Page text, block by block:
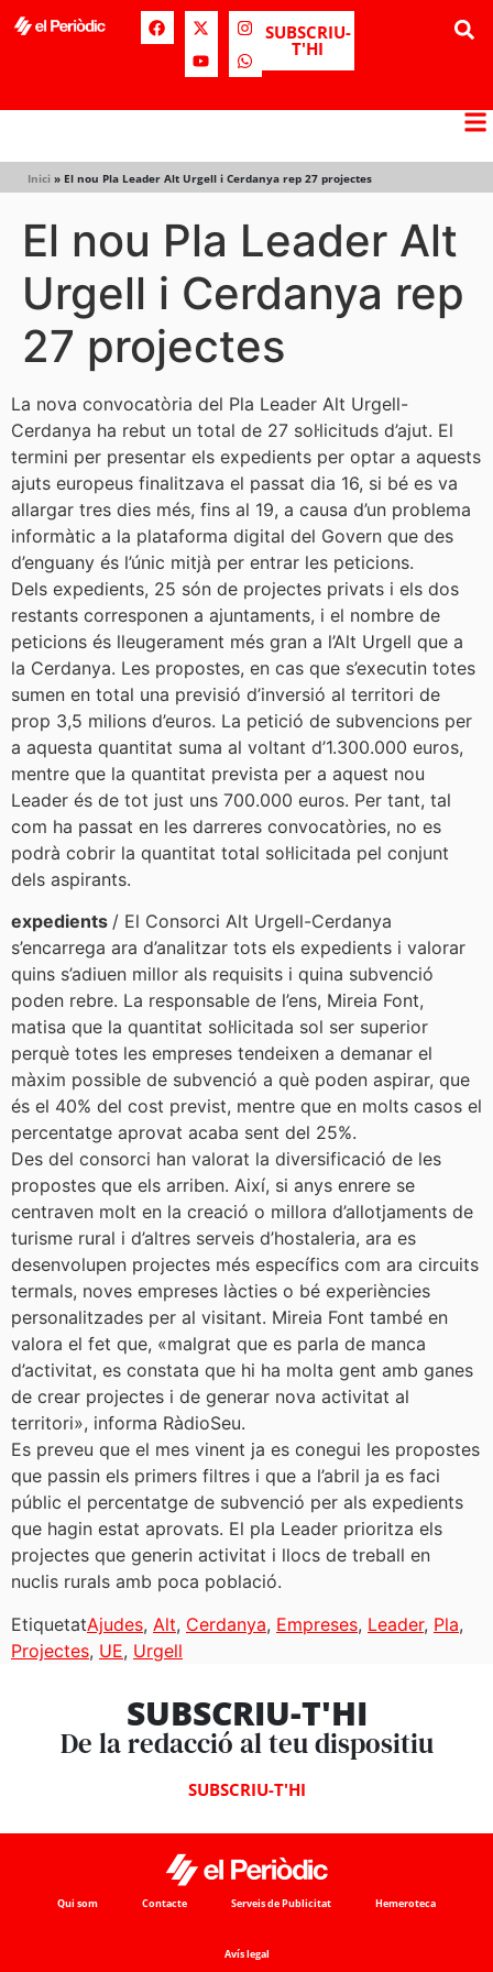
SUBSCRIU-
T'HI
Inici » El nou Pla Leader Alt Urgell i Cerdanya rep 27 projectes
El nou Pla Leader Alt
Urgell i Cerdanya rep
27 projectes
La nova convocatòria del Pla Leader Alt Urgell-
Cerdanya ha rebut un total de 27 sol·licituds d’ajut. El
termini per presentar els expedients per optar a aquests
ajuts europeus finalitzava el passat dia 16, si bé es va
allargar tres dies més, fins al 19, a causa d’un problema
informàtic a la plataforma digital del Govern que des
d’enguany és l’únic mitjà per entrar les peticions.
Dels expedients, 25 són de projectes privats i els dos
restants corresponen a ajuntaments, i el nombre de
peticions és lleugerament més gran a l’Alt Urgell que a
la Cerdanya. Les propostes, en cas que s’executin totes
sumen en total una previsió d’inversió al territori de
prop 3,5 milions d’euros. La petició de subvencions per
a aquesta quantitat suma al voltant d’1.300.000 euros,
mentre que la quantitat prevista per a aquest nou
Leader és de tot just uns 700.000 euros. Per tant, tal
com ha passat en les darreres convocatòries, no es
podrà cobrir la quantitat total sol·licitada pel conjunt
dels aspirants.
expedients / El Consorci Alt Urgell-Cerdanya
s’encarrega ara d’analitzar tots els expedients i valorar
quins s’adiuen millor als requisits i quina subvenció
poden rebre. La responsable de l’ens, Mireia Font,
matisa que la quantitat sol·licitada sol ser superior
perquè totes les empreses tendeixen a demanar el
màxim possible de subvenció a què poden aspirar, que
és el 40% del cost previst, mentre que en molts casos el
percentatge aprovat acaba sent del 25%.
Des del consorci han valorat la diversificació de les
propostes que els arriben. Així, si anys enrere se
centraven molt en la creació o millora d’allotjaments de
turisme rural i d’altres serveis d’hostaleria, ara es
desenvolupen projectes més específics com ara circuits
termals, noves empreses làcties o bé experiències
personalitzades per al visitant. Mireia Font també en
valora el fet que, «malgrat que es parla de manca
d’activitat, es constata que hi ha molta gent amb ganes
de crear projectes i de generar nova activitat al
territori», informa RàdioSeu.
Es preveu que el mes vinent ja es conegui les propostes
que passin els primers filtres i que a l’abril ja es faci
públic el percentatge de subvenció per als expedients
que hagin estat aprovats. El pla Leader prioritza els
projectes que generin activitat i llocs de treball en
nuclis rurals amb poca població.
EtiquetatAjudes, Alt, Cerdanya, Empreses, Leader, Pla,
Projectes, UE, Urgell
SUBSCRIU-T'HI
De la redacció al teu dispositiu
SUBSCRIU-T'HI
Qui som Contacte Serveis de Publicitat Hemeroteca
Avís legal